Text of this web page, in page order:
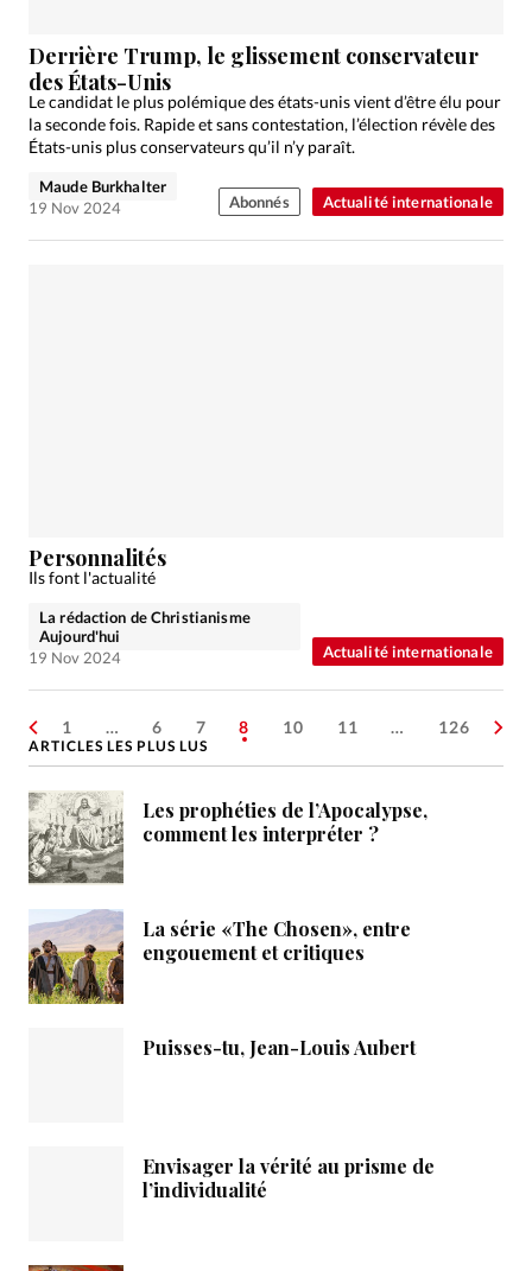
Actualité internationale
Derrière Trump, le glissement conservateur
des États-Unis
Le candidat le plus polémique des états-unis vient d’être élu pour
la seconde fois. Rapide et sans contestation, l’élection révèle des
États-unis plus conservateurs qu’il n’y paraît.
Maude Burkhalter
19 Nov 2024
Abonnés
Actualité internationale
Personnalités
Ils font l'actualité
La rédaction de Christianisme
Aujourd'hui
19 Nov 2024
1 … 6 7 8 10 11 … 126
ARTICLES LES PLUS LUS
Les prophéties de l’Apocalypse,
comment les interpréter ?
La série «The Chosen», entre
engouement et critiques
Puisses-tu, Jean-Louis Aubert
Envisager la vérité au prisme de
l’individualité